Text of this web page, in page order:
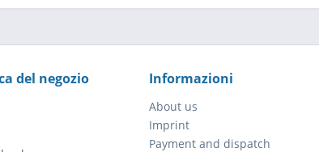
del negozio Informazioni
About us
Imprint
Payment and dispatch